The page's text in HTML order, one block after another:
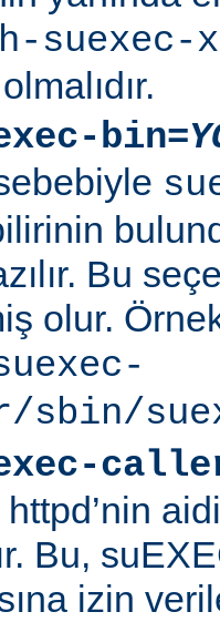
suexec-
bin=
Bu
olur.
sbin/
Bu,
izin